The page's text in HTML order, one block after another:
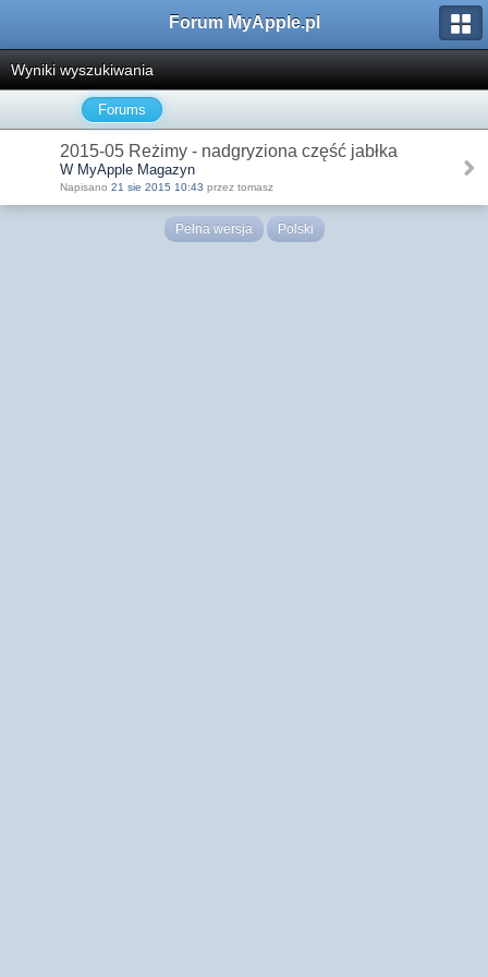
Forum MyApple.pl
Wyniki wyszukiwania
Forums
2015-05 Reżimy - nadgryziona część jabłka
W MyApple Magazyn
Napisano 21 sie 2015 10:43 przez tomasz
Pełna wersja Polski